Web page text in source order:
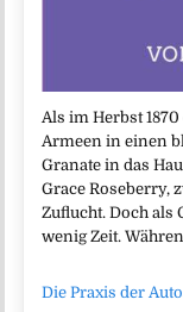
Als im Herbst
Armeen in einen
Granate in das
Grace Roseberry,
Zuflucht. Doch als
wenig Zeit.
Die Praxis der